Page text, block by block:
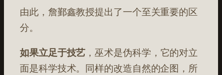
由此，詹鄞鑫教授提出了一个至关重要的区
分。
如果立足于技艺 ，巫术是伪科学，它的对立
面是科学技术。同样的改造自然的企图，所